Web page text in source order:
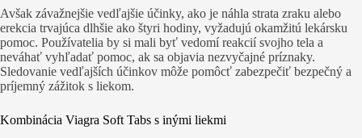
Avšak závažnejšie vedľajšie účinky, ako je náhla strata zraku alebo
erekcia trvajúca dlhšie ako štyri hodiny, vyžadujú okamžitú lekársku
pomoc. Používatelia by si mali byť vedomí reakcií svojho tela a
neváhať vyhľadať pomoc, ak sa objavia nezvyčajné príznaky.
Sledovanie vedľajších účinkov môže pomôcť zabezpečiť bezpečný a
príjemný zážitok s liekom.
Kombinácia Viagra Soft Tabs s inými liekmi